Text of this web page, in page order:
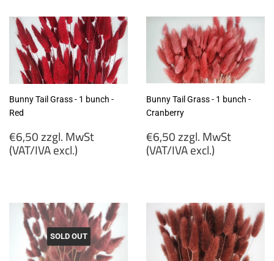
MwSt
(VAT/IVA
excl.)
MwSt
(VAT/IVA
excl.)
Bunny Tail Grass - 1 bunch -
Red
Regular
price
€6,50 zzgl. MwSt
(VAT/IVA excl.)
MwSt
(VAT/IVA
excl.)
Bunny Tail Grass - 1 bunch -
Cranberry
Regular
price
€6,50 zzgl. MwSt
(VAT/IVA excl.)
MwSt
(VAT/IVA
excl.)
SOLD OUT